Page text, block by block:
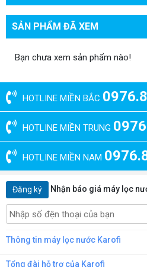
SẢN PHẨM ĐÃ XEM
Bạn chưa xem sản phẩm nào!
HOTLINE MIỀN BẮC
HOTLINE MIỀN TRUNG
HOTLINE MIỀN NAM
Đăng ký Nhận báo giá máy lọc
Thông tin máy lọc nước Karofi
Tổng đài hỗ trợ của Karofi